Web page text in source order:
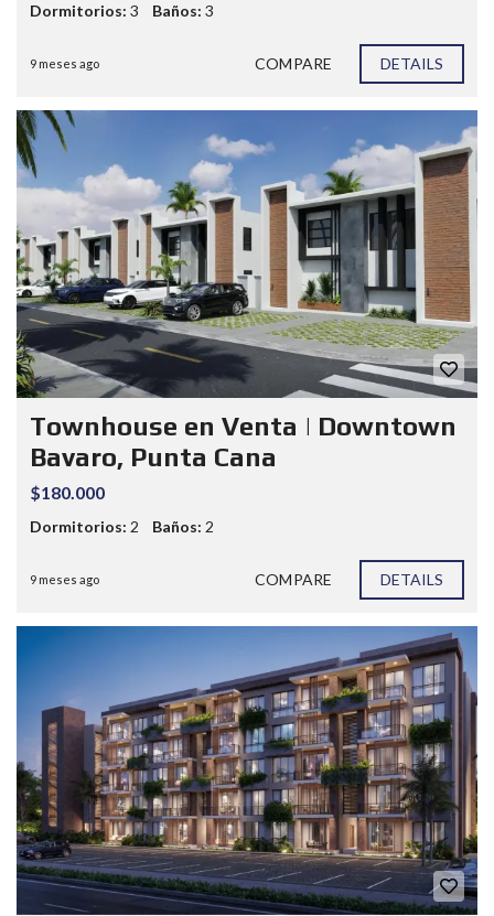
Dormitorios: 3 Baños: 3
9 meses ago COMPARE DETAILS
Townhouse en Venta | Downtown
Bavaro, Punta Cana
$180.000
Dormitorios: 2 Baños: 2
9 meses ago COMPARE DETAILS